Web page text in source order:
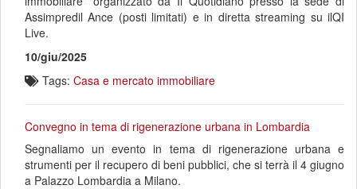
Assimpredil Ance (posti limitati) e in diretta streaming su ilQI
Live.
10/giu/2025
Tags: Casa e mercato immobiliare
Convegno in tema di rigenerazione urbana in Lombardia
Segnaliamo un evento in tema di rigenerazione urbana e
strumenti per il recupero di beni pubblici, che si terrà il 4 giugno
a Palazzo Lombardia a Milano.